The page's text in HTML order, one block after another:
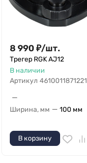
8 990 ₽/шт.
Трегер RGK AJ12
В наличии
Артикул 4610011871221
—
Ширина, мм — 100 мм
В корзину